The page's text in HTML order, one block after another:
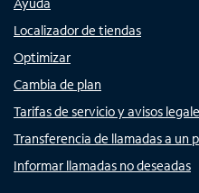
Ayuda
Localizador de tiendas
Optimizar
Cambia de plan
Tarifas de servicio y avisos
Transferencia de llamadas a un
Informar llamadas no deseadas